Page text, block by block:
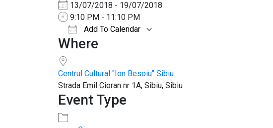
13/07/2018 - 19/07/2018
9:10 PM - 11:10 PM
Add To Calendar
Download ICS
Where
Centrul Cultural "Ion Besoiu" Sibiu
Strada Emil Cioran nr 1A, Sibiu, Sibiu
Event Type